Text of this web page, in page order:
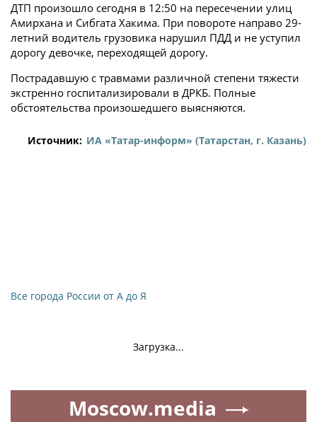
ДТП произошло сегодня в 12:50 на пересечении улиц
Амирхана и Сибгата Хакима. При повороте направо 29-
летний водитель грузовика нарушил ПДД и не уступил
дорогу девочке, переходящей дорогу.
Пострадавшую с травмами различной степени тяжести
экстренно госпитализировали в ДРКБ. Полные
обстоятельства произошедшего выясняются.
Источник: ИА «Татар-информ» (Татарстан, г. Казань)
Все города России от А до Я
Загрузка...
Moscow.media